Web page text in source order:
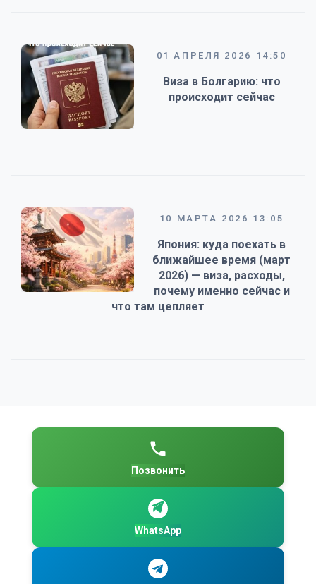
01 АПРЕЛЯ 2026 14:50
Виза в Болгарию: что
происходит сейчас
10 МАРТА 2026 13:05
Япония: куда поехать в
ближайшее время (март
2026) — виза, расходы,
почему именно сейчас и
что там цепляет
Позвонить
WhatsApp